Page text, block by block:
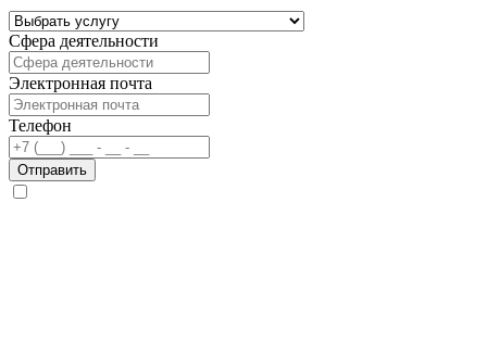
Сфера деятельности
Электронная почта
Телефон
Отправить